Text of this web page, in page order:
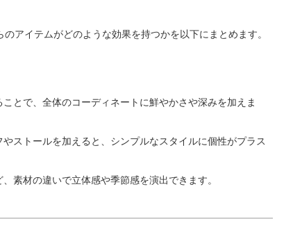
アイテムがどのような効果を持つかを以下にまとめます。
とで、全体のコーディネートに鮮やかさや深みを加えま
ストールを加えると、シンプルなスタイルに個性がプラス
素材の違いで立体感や季節感を演出できます。